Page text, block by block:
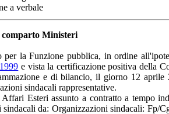
a verbale
comparto Ministeri
la Funzione pubblica, in ordine
e vista la certificazione positiva della
e di bilancio, il giorno 12
sindacali rappresentative.
Esteri assunto a contratto a tempo
da: Organizzazioni sindacali: Fp/